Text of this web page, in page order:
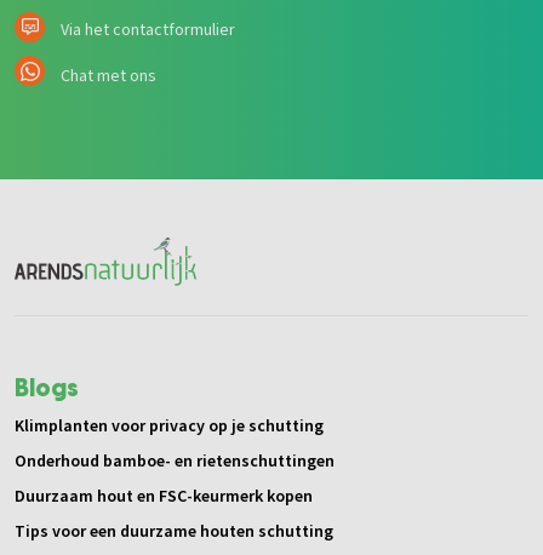
Via het contactformulier
Chat met ons
Blogs
Klimplanten voor privacy op je schutting
Onderhoud bamboe- en rietenschuttingen
Duurzaam hout en FSC-keurmerk kopen
Tips voor een duurzame houten schutting